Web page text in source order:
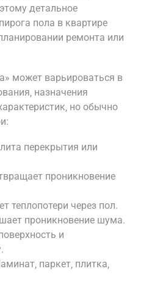
детальное
пола в квартире
ремонта или
может варьироваться в
назначения
но обычно
перекрытия или
проникновение
теплопотери через пол.
проникновение шума.
и
паркет‚ плитка‚